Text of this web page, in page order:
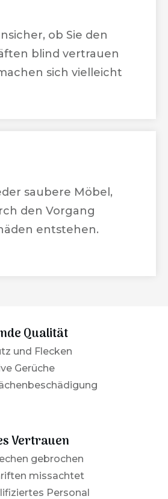
ob Sie den
blind vertrauen
sich vielleicht
saubere Möbel,
den Vorgang
entstehen.
Qualität
und Flecken
Gerüche
Vertrauen
gebrochen
missachtet
Personal